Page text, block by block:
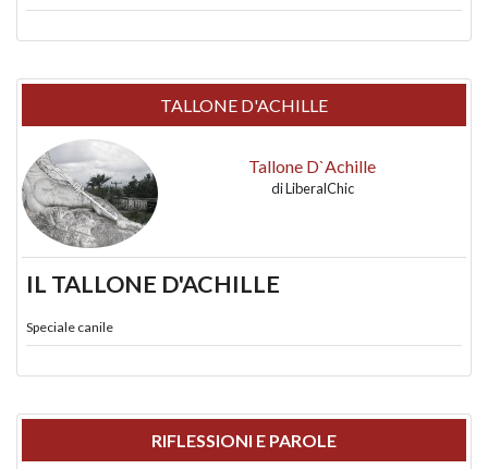
TALLONE D'ACHILLE
Tallone D`Achille
diLiberalChic
IL TALLONE D'ACHILLE
Speciale canile
RIFLESSIONI E PAROLE